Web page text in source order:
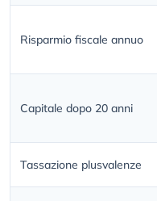
Risparmio fiscale annuo
Capitale dopo 20 anni
Tassazione plusvalenze